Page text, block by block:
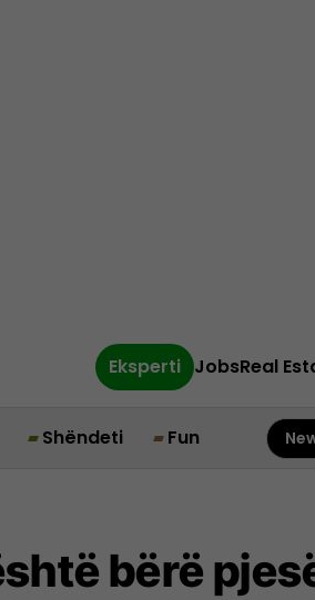
Eksperti JobsReal
Shëndeti Fun
bërë